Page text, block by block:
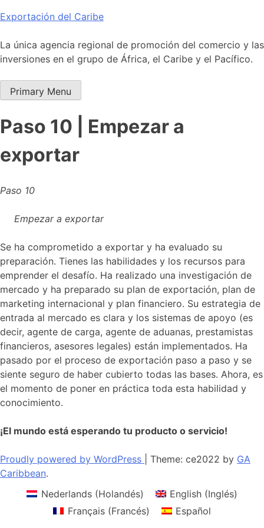
Skip
content
Exportación del Caribe
La única agencia regional de promoción del comercio y las
inversiones en el grupo de África, el Caribe y el Pacífico.
Primary Menu
Paso 10 | Empezar a
exportar
Paso 10
Empezar a exportar
Se ha comprometido a exportar y ha evaluado su
preparación. Tienes las habilidades y los recursos para
emprender el desafío. Ha realizado una investigación de
mercado y ha preparado su plan de exportación, plan de
marketing internacional y plan financiero. Su estrategia de
entrada al mercado es clara y los sistemas de apoyo (es
decir, agente de carga, agente de aduanas, prestamistas
financieros, asesores legales) están implementados. Ha
pasado por el proceso de exportación paso a paso y se
siente seguro de haber cubierto todas las bases. Ahora, es
el momento de poner en práctica toda esta habilidad y
conocimiento.
¡El mundo está esperando tu producto o servicio!
Proudly powered by WordPress Theme: ce2022 by GA
Caribbean.
Nederlands(Holandés) English(Inglés)
Français(Francés) Español